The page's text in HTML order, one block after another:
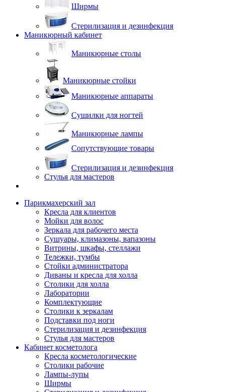
Ширмы
Стерилизация и дезинфекция
Маникюрный кабинет
Маникюрные столы
Маникюрные стойки
Маникюрные аппараты
Сушилки для ногтей
Маникюрные лампы
Сопутствующие товары
Стерилизация и дезинфекция
Стулья для мастеров
Парикмахерский зал
Кресла для клиентов
Мойки для волос
Зеркала для рабочего места
Сушуары, климазоны, вапазоны
Витрины, шкафы, стеллажи
Тележки, тумбы
Стойки администратора
Диваны и кресла для холла
Столики для холла
Лаборатории
Комплектующие
Столики к зеркалам
Подставки под ноги
Стерилизация и дезинфекция
Стулья для мастеров
Кабинет косметолога
Кресла косметологические
Столики рабочие
Лампы-лупы
Ширмы